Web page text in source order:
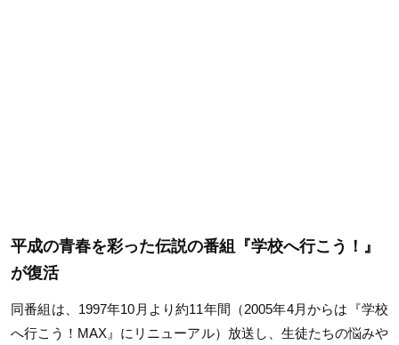
平成の青春を彩った伝説の番組『学校へ行こう！』
が復活
同番組は、1997年10月より約11年間（2005年4月からは『学校
へ行こう！MAX』にリニューアル）放送し、生徒たちの悩みや